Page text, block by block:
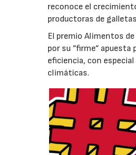
reconoce el
productoras de
El premio Alimentos de
por su “firme“
eficiencia, con
climáticas.